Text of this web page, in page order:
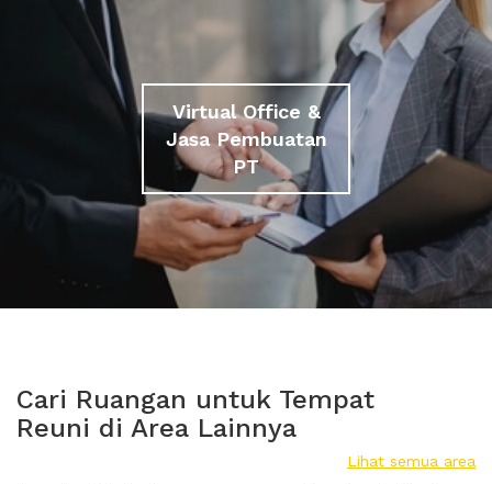
Virtual Office &
Jasa Pembuatan
PT
Cari Ruangan untuk Tempat
Reuni di Area Lainnya
Lihat semua area